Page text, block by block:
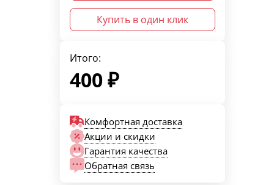
Купить в один клик
Итого:
400₽
Комфортная доставка
Акции и скидки
Гарантия качества
Обратная связь